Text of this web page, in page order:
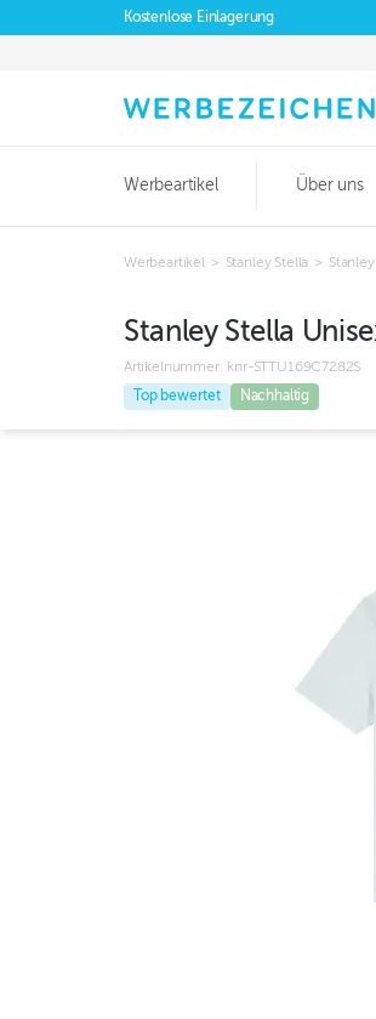
Kostenlose Einlagerung
Werbeartikel Über uns
Werbeartikel > Stanley Stella >
Stanley Stella
Artikelnummer: knr-STTU169C7282S
Top bewertet
Nachhaltig